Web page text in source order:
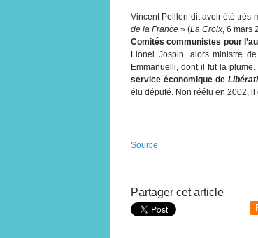
Vincent Peillon dit avoir été très
de la France » (La Croix, 6 mars
Comités communistes pour
Lionel Jospin, alors ministre
Emmanuelli, dont il fut la
service économique de
élu député. Non réélu en 2002,
Source
Partager cet article